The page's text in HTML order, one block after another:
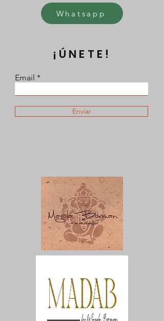
Whatsapp
¡ÚNETE!
Email
Enviar